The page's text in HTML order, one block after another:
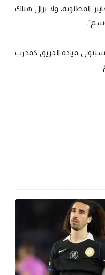
المطلوبة، ولا يزال هناك
سيتولى قيادة الفريق كمدرب